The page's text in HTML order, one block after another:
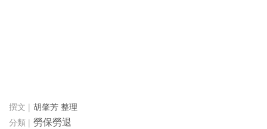
胡肇芳 整理
勞保勞退